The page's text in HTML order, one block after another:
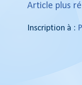
Article plus
Inscription à :